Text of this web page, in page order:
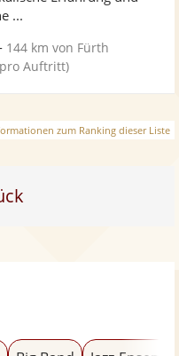
...
144 km von Fürth
Auftritt)
zum Ranking dieser Liste